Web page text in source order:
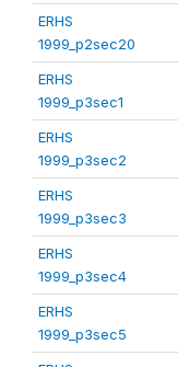
ERHS
1999_p2sec20
ERHS
1999_p3sec1
ERHS
1999_p3sec2
ERHS
1999_p3sec3
ERHS
1999_p3sec4
ERHS
1999_p3sec5